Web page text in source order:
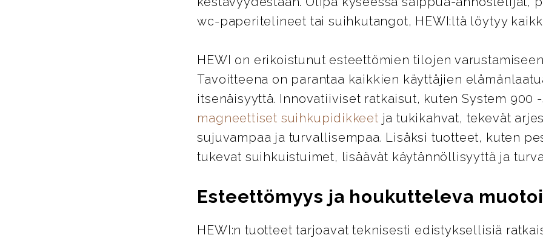
wc-paperitelineet tai suihkutangot, HEWI:ltä löytyy
HEWI on erikoistunut esteettömien tilojen
Tavoitteena on parantaa kaikkien käyttäjien
itsenäisyyttä. Innovatiiviset ratkaisut, kuten System 900
magneettiset suihkupidikkeet ja tukikahvat, tekevät
sujuvampaa ja turvallisempaa. Lisäksi tuotteet, kuten
tukevat suihkuistuimet, lisäävät käytännöllisyyttä ja
Esteettömyys ja houkutteleva
HEWI:n tuotteet tarjoavat teknisesti edistyksellisiä